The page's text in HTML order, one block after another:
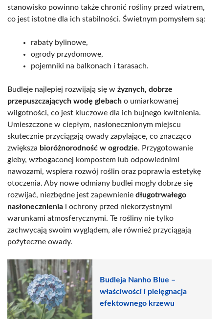
stanowisko powinno także chronić rośliny przed wiatrem,
co jest istotne dla ich stabilności. Świetnym pomysłem są:
rabaty bylinowe,
ogrody przydomowe,
pojemniki na balkonach i tarasach.
Budleje najlepiej rozwijają się w żyznych, dobrze
przepuszczających wodę glebach o umiarkowanej
wilgotności, co jest kluczowe dla ich bujnego kwitnienia.
Umieszczone w ciepłym, nasłonecznionym miejscu
skutecznie przyciągają owady zapylające, co znacząco
zwiększa bioróżnorodność w ogrodzie. Przygotowanie
gleby, wzbogaconej kompostem lub odpowiednimi
nawozami, wspiera rozwój roślin oraz poprawia estetykę
otoczenia. Aby nowe odmiany budlei mogły dobrze się
rozwijać, niezbędne jest zapewnienie długotrwałego
nasłonecznienia i ochrony przed niekorzystnymi
warunkami atmosferycznymi. Te rośliny nie tylko
zachwycają swoim wyglądem, ale również przyciągają
pożyteczne owady.
Budleja Nanho Blue –
właściwości i pielęgnacja
efektownego krzewu